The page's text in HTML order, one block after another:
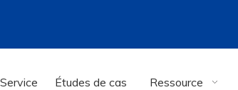
Service Études de cas Ressource